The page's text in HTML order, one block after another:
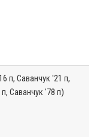
п, Саванчук '21 п,
Саванчук '78 п)